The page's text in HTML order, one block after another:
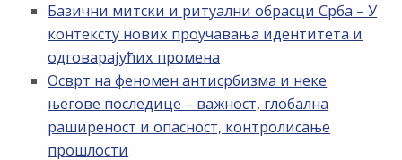
Базични митски и ритуални обрасци Срба – У
контексту нових проучавања идентитета и
одговарајућих промена
Осврт на феномен антисрбизма и неке
његове последице – важност, глобална
раширеност и опасност, контролисање
прошлости